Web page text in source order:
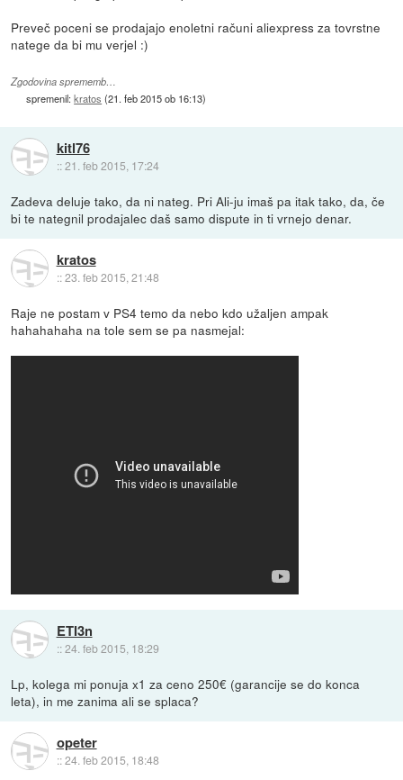
Preveč poceni se prodajajo enoletni računi aliexpress za tovrstne
natege da bi mu verjel :)
Zgodovina sprememb…
spremenil:kratos (21. feb 2015 ob 16:13)
kitl76
::21. feb 2015, 17:24
Zadeva deluje tako, da ni nateg. Pri Ali-ju imaš pa itak tako, da, če
bi te nategnil prodajalec daš samo dispute in ti vrnejo denar.
kratos
::23. feb 2015, 21:48
Raje ne postam v PS4 temo da nebo kdo užaljen ampak
hahahahaha na tole sem se pa nasmejal:
ETI3n
::24. feb 2015, 18:29
Lp, kolega mi ponuja x1 za ceno 250€ (garancije se do konca
leta), in me zanima ali se splaca?
opeter
::24. feb 2015, 18:48